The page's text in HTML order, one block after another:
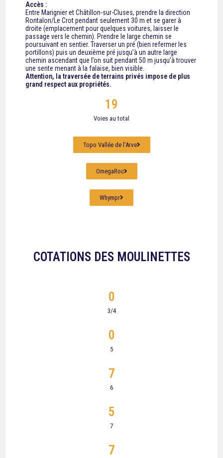
Accès :
Entre Marignier et Châtillon-sur-Cluses, prendre la direction
Rontalon/Le Crot pendant seulement 30 m et se garer à
droite (emplacement pour quelques voitures, laisser le
passage vers le chemin). Prendre le large chemin se
poursuivant en sentier. Traverser un pré (bien refermer les
portillons) puis un deuxième pré jusqu’à un autre large
chemin ascendant que l’on suit pendant 50 m jusqu’à trouver
une sente menant à la falaise, bien visible.
Attention, la traversée de terrains privés impose de plus
grand respect aux propriétés.
Voies au total
19
Topo Vallée de l'Arve
OmegaRoc
Whympr
COTATIONS DES MOULINETTES
3/4
0
5
0
6
7
7
5
7